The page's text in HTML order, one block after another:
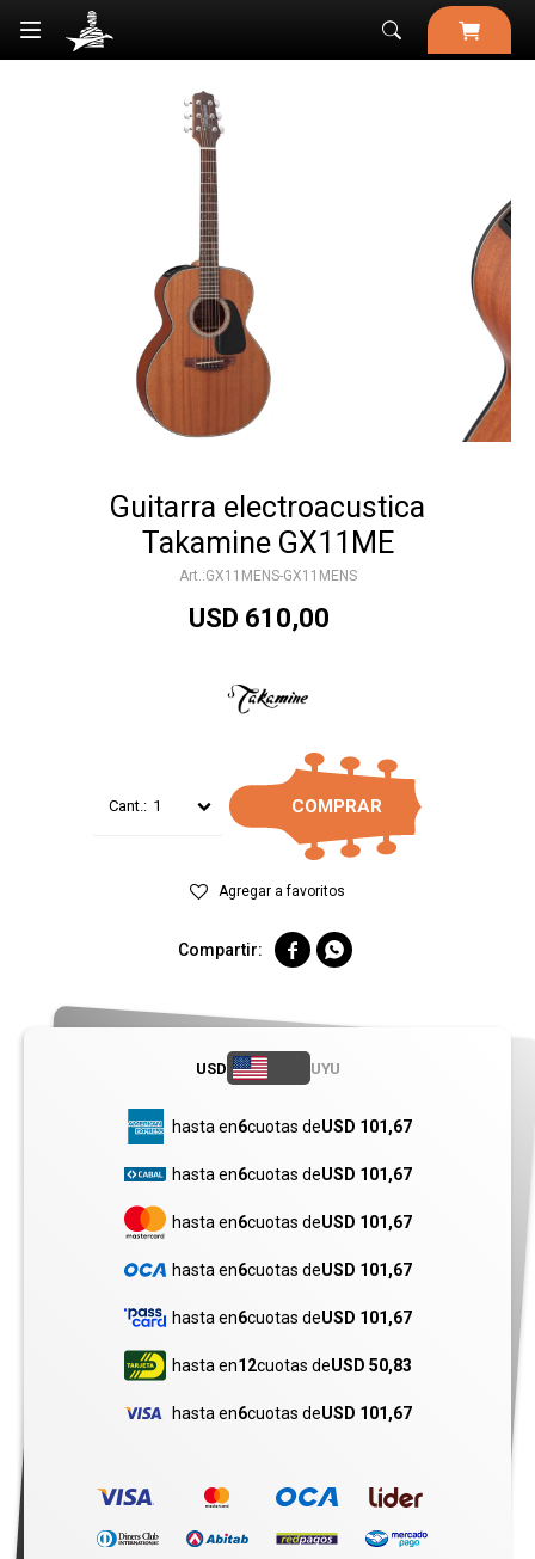

Guitarra electroacustica
Takamine GX11ME
GX11MENS-GX11MENS
USD 610,00
1 COMPRAR
 
USD UYU
hasta en6cuotas deUSD 101,67
hasta en6cuotas deUSD 101,67
hasta en6cuotas deUSD 101,67
hasta en6cuotas deUSD 101,67
hasta en6cuotas deUSD 101,67
hasta en12cuotas deUSD 50,83
hasta en6cuotas deUSD 101,67